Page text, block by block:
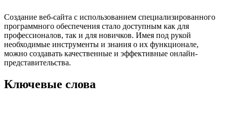
Создание веб-сайта с использованием специализированного
программного обеспечения стало доступным как для
профессионалов, так и для новичков. Имея под рукой
необходимые инструменты и знания о их функционале,
можно создавать качественные и эффективные онлайн-
представительства.
Ключевые слова